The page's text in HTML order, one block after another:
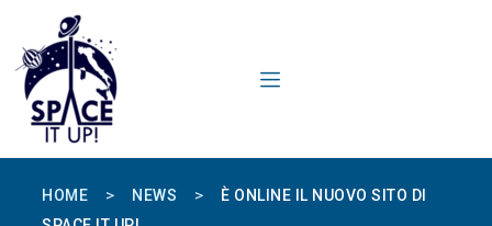
HOME > NEWS >
È ONLINE IL NUOVO SITO DI